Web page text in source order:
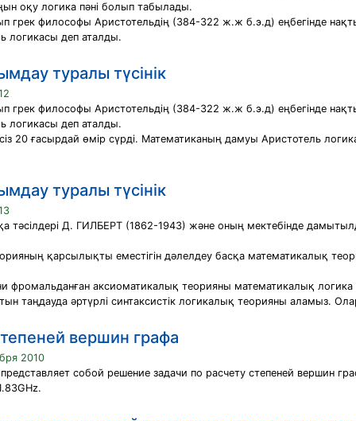
оқу логика пәні болып табылады.
философы Аристотельдің (384-322 ж.ж б.э.д) еңбегінде
логикасы деп аталды.
туралы түсінік
философы Аристотельдің (384-322 ж.ж б.э.д) еңбегінде
логикасы деп аталды.
20 ғасырдай өмір сүрді. Математиканың дамуы Аристотель
туралы түсінік
тәсілдері Д. ГИЛБЕРТ (1862-1943) және оның мектебінде
қарсылықты еместігін дәлелдеу басқа математикалық
фромальданған аксиоматикалық теорияны математикалық логика
таңдауда әртүрлі синтаксистік логикалық теорияны аламыз.
вершин графа
2010
собой решение задачи по расчету степеней вершин